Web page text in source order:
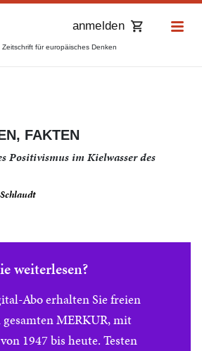
für europäisches Denken
anmelden
FAKTEN
Positivismus im Kielwasser des
weiterlesen?
Abo erhalten Sie freien
MERKUR, mit
1947 bis heute. Testen